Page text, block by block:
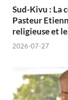
Sud-Kivu : La
Pasteur
religieuse et
2026-07-27